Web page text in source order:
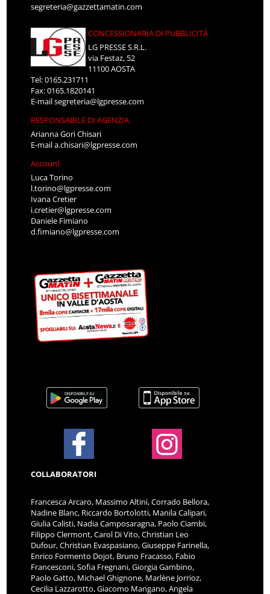
segreteria@gazzettamatin.com
CONCESSIONARIA DI PUBBLICITÀ
LG PRESSE S.R.L.
via Festaz, 52
11100 AOSTA
Tel: 0165.231711
Fax: 0165.1820141
E-mailsegreteria@lgpresse.com
RESPONSABILE DI AGENZIA
Arianna Gori Chisari
E-maila.chisari@lgpresse.com
Account
Luca Torino
l.torino@lgpresse.com
Ivana Cretier
i.cretier@lgpresse.com
Daniele Fimiano
d.fimiano@lgpresse.com
COLLABORATORI
Francesca Arcaro, Massimo Altini, Corrado Bellora,
Nadine Blanc, Riccardo Bortolotti, Manila Calipari,
Giulia Calisti, Nadia Camposaragna, Paolo Ciambi,
Filippo Clermont, Carol Di Vito, Christian Leo
Dufour, Christian Evaspasiano, Giuseppe Farinella,
Enrico Formento Dojot, Bruno Fracasso, Fabio
Francesconi, Sofia Fregnani, Giorgia Gambino,
Paolo Gatto, Michael Ghignone, Marlène Jorrioz,
Cecilia Lazzarotto, Giacomo Mangano, Angela